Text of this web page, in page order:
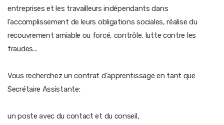
entreprises et les travailleurs indépendants dans
l'accomplissement de leurs obligations sociales, réalise du
recouvrement amiable ou forcé, contrôle, lutte contre les
fraudes...
Vous recherchez un contrat d'apprentissage en tant que
Secrétaire Assistante:
un poste avec du contact et du conseil,